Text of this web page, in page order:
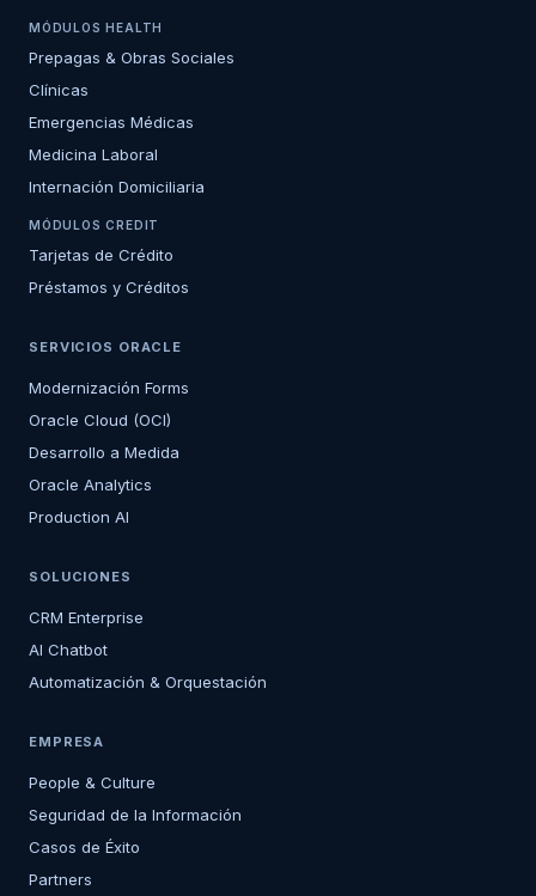
MÓDULOS HEALTH
Prepagas & Obras Sociales
Clínicas
Emergencias Médicas
Medicina Laboral
Internación Domiciliaria
MÓDULOS CREDIT
Tarjetas de Crédito
Préstamos y Créditos
SERVICIOS ORACLE
Modernización Forms
Oracle Cloud (OCI)
Desarrollo a Medida
Oracle Analytics
Production AI
SOLUCIONES
CRM Enterprise
AI Chatbot
Automatización & Orquestación
EMPRESA
People & Culture
Seguridad de la Información
Casos de Éxito
Partners